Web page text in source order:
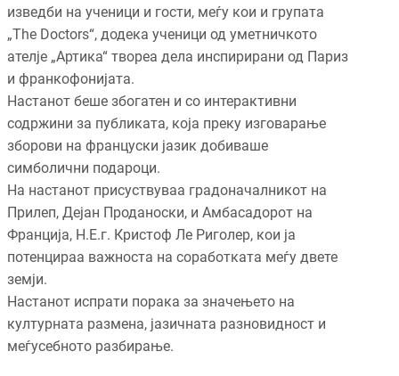
изведби на ученици и гости, меѓу кои и групата
„The Doctors“, додека ученици од уметничкото
ателје „Артика“ твореа дела инспирирани од Париз
и франкофонијата.
Настанот беше збогатен и со интерактивни
содржини за публиката, која преку изговарање
зборови на француски јазик добиваше
симболични подароци.
На настанот присуствуваа градоначалникот на
Прилеп, Дејан Проданоски, и Амбасадорот на
Франција, Н.Е.г. Кристоф Ле Риголер, кои ја
потенцираа важноста на соработката меѓу двете
земји.
Настанот испрати порака за значењето на
културната размена, јазичната разновидност и
меѓусебното разбирање.